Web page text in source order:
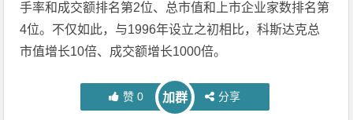
手率和成交额排名第2位、总市值和上市企业家数排名第
4位。不仅如此，与1996年设立之初相比，科斯达克总
市值增长10倍、成交额增长1000倍。
赞 0 加群 分享